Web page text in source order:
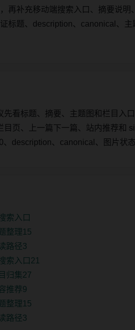
再补充移动端搜索入口、摘要说
标题、description、canonical、
看标题、摘要、主题图和栏目入口
页、上一篇下一篇、站内推荐和
description、canonical、图片状态
索入口
整理15
路径3
索入口21
归集27
推荐9
整理15
路径3